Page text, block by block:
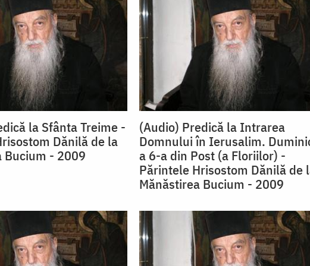
la Sfânta Treime -
Dănilă de la
Bucium - 2009
(Audio) Predică la Intrarea
Domnului în Ierusalim.
a 6-a din Post (a Floriilor) -
Părintele Hrisostom Dănilă de
Mănăstirea Bucium - 2009